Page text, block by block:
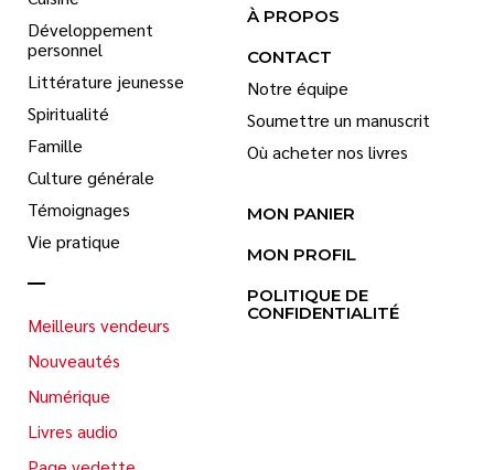
Développement
personnel
Littérature jeunesse
Spiritualité
Famille
Culture générale
Témoignages
Vie pratique
Meilleurs vendeurs
Nouveautés
Numérique
Livres audio
À PROPOS
CONTACT
Notre équipe
Soumettre un manuscrit
Où acheter nos livres
MON PANIER
MON PROFIL
POLITIQUE DE
CONFIDENTIALITÉ